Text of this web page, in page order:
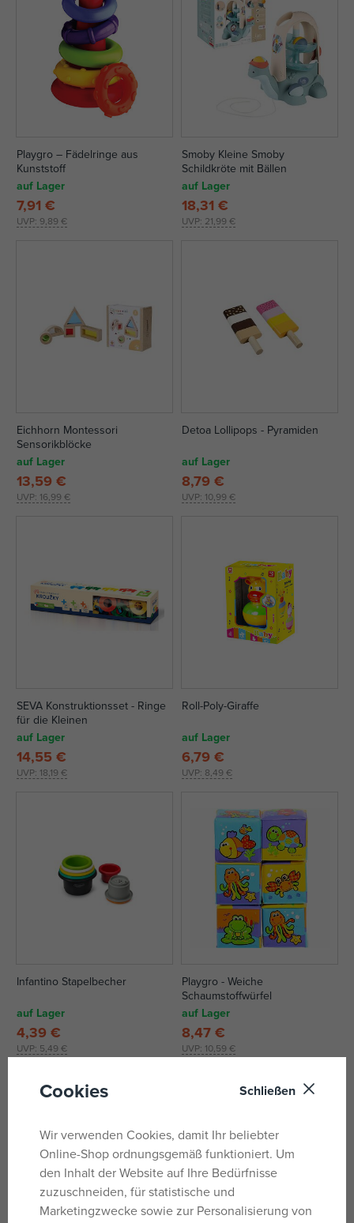
Playgro – Fädelringe aus
Kunststoff
auf Lager
UVP: 9,89 €
7,91 €
Smoby Kleine Smoby
Schildkröte mit Bällen
auf Lager
UVP: 21,99 €
18,31 €
Eichhorn Montessori
Sensorikblöcke
auf Lager
UVP: 16,99 €
13,59 €
Detoa Lollipops - Pyramiden
auf Lager
UVP: 10,99 €
8,79 €
SEVA Konstruktionsset - Ringe
für die Kleinen
auf Lager
UVP: 18,19 €
14,55 €
Roll-Poly-Giraffe
auf Lager
UVP: 8,49 €
6,79 €
Infantino Stapelbecher
auf Lager
UVP: 5,49 €
4,39 €
Playgro - Weiche
Schaumstoffwürfel
auf Lager
UVP: 10,59 €
8,47 €
Cookies Schließen
Wir verwenden Cookies, damit Ihr beliebter
Online-Shop ordnungsgemäß funktioniert. Um
den Inhalt der Website auf Ihre Bedürfnisse
zuzuschneiden, für statistische und
Marketingzwecke sowie zur Personalisierung von